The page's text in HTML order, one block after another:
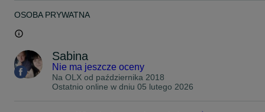
OSOBA PRYWATNA
Sabina
Nie ma jeszcze oceny
Na OLX od października 2018
Ostatnio online w dniu 05 lutego 2026